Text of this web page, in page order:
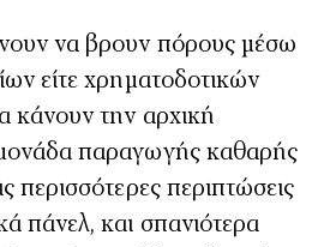
να βρουν πόρους μέσω
είτε χρηματοδοτικών
κάνουν την αρχική
παραγωγής καθαρής
περισσότερες περιπτώσεις
πάνελ, και σπανιότερα